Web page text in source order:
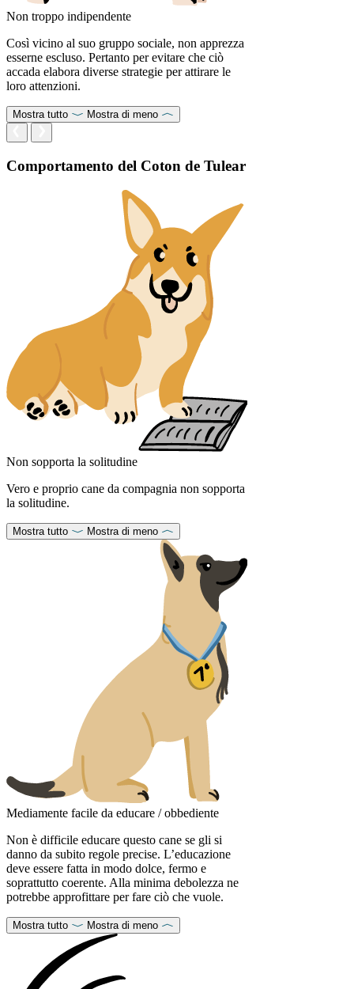
Non troppo indipendente
Così vicino al suo gruppo sociale, non apprezza
esserne escluso. Pertanto per evitare che ciò
accada elabora diverse strategie per attirare le
loro attenzioni.
Mostra tutto Mostra di meno
Comportamento del Coton de Tulear
Non sopporta la solitudine
Vero e proprio cane da compagnia non sopporta
la solitudine.
Mostra tutto Mostra di meno
Mediamente facile da educare / obbediente
Non è difficile educare questo cane se gli si
danno da subito regole precise. L’educazione
deve essere fatta in modo dolce, fermo e
soprattutto coerente. Alla minima debolezza ne
potrebbe approfittare per fare ciò che vuole.
Mostra tutto Mostra di meno